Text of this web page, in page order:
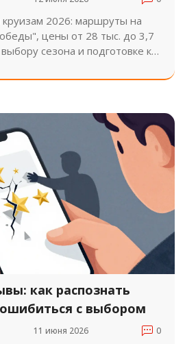
круизам 2026: маршруты на
цены от 28 тыс. до 3,7
сезона и подготовке к
как распознать
с выбором
11 июня 2026 0